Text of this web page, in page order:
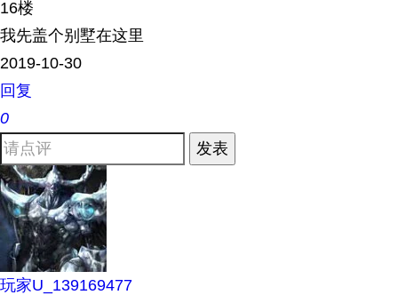
16楼
我先盖个别墅在这里
2019-10-30
回复
0
发表
玩家U_139169477